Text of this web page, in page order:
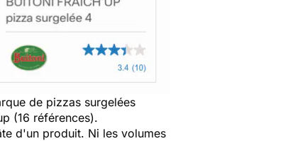
de pizzas surgelées
(16 références).
d'un produit. Ni les volumes